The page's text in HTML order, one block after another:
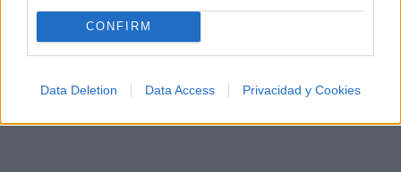
CONFIRM
Data Deletion Data Access Privacidad y Cookies